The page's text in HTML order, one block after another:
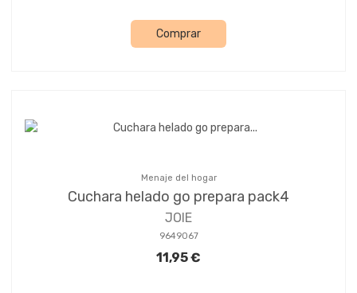
Comprar
Menaje del hogar
Cuchara helado go prepara pack4
JOIE
9649067
11,95 €